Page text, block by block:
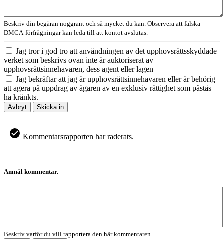
Beskriv din begäran noggrant och så mycket du kan. Observera att falska
DMCA-förfrågningar kan leda till att kontot avslutas.
Jag tror i god tro att användningen av det upphovsrättsskyddade
verket som beskrivs ovan inte är auktoriserat av
upphovsrättsinnehavaren, dess agent eller lagen
Jag bekräftar att jag är upphovsrättsinnehavaren eller är behörig
att agera på uppdrag av ägaren av en exklusiv rättighet som påstås
ha kränkts.
Avbryt Skicka in
Kommentarsrapporten har raderats.
Anmäl kommentar.
Beskriv varför du vill rapportera den här kommentaren.